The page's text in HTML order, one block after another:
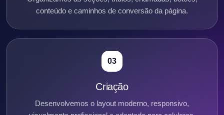
conteúdo e caminhos de conversão da página.
03
Criação
Desenvolvemos o layout moderno, responsivo,